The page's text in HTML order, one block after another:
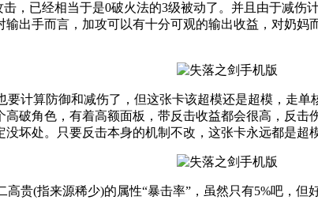
，已经相当于是0破火法的3级被动了。并且由于减
出手而言，加攻可以有十分可观的输出收益，对奶
要计算防御和减伤了，但这张卡该超模还是超模，走
破角色，有着高额面板，带反击收益都会很高，反
坏处。只要反击本身的机制不改，这张卡永远都是超
高贵(指来源稀少)的属性“暴击率”，虽然只有5%吧，